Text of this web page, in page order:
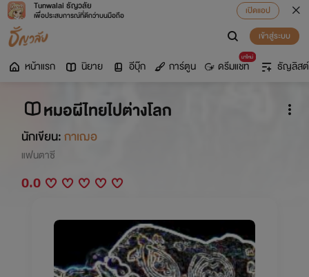
Tunwalai ธัญวลัย
เพื่อประสบการณ์ที่ดีกว่าบนมือถือ
เปิดแอป
เข้าสู่ระบบ
หน้าแรก นิยาย อีบุ๊ก การ์ตูน
มาใหม่
ดรีมแชท ธัญลิสต์
หมอผีไทยไปต่างโลก
นักเขียน:กาเฌอ
แฟนตาซี
0.0